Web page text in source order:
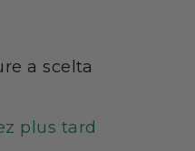
a scelta
plus tard